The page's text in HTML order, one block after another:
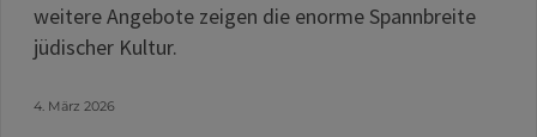
weitere Angebote zeigen die enorme Spannbreite
jüdischer Kultur.
4. März 2026